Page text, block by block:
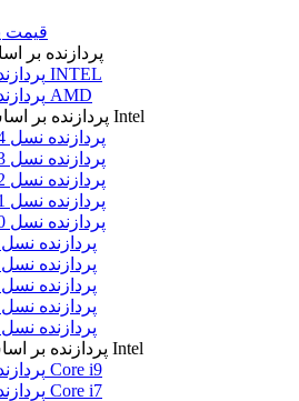
قیمت
پردازنده بر
پردازنده INTEL
پردازنده AMD
پردازنده بر اساس نسل Intel
پردازنده نسل 14
پردازنده نسل 13
پردازنده نسل 12
پردازنده نسل 11
پردازنده نسل 10
پردازنده نسل 9
پردازنده نسل 8
پردازنده نسل 7
پردازنده نسل 6
پردازنده نسل 4
پردازنده بر اساس مدل Intel
پردازنده Core i9
پردازنده Core i7